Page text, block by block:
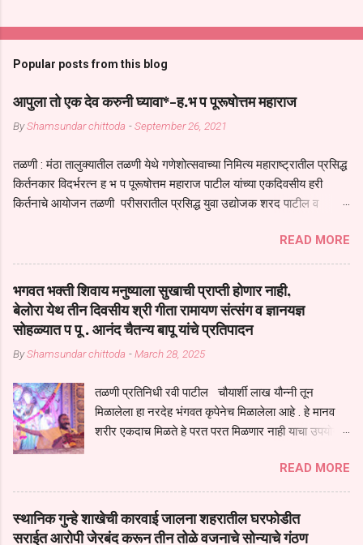
Popular posts from this blog
आपुला तो एक देव करुनी घ्यावा*-ह.भ प पूरूषोत्तम महाराज
ByShamsundar chittoda -September 26, 2021
तळणी : मंठा तालुक्यातील तळणी येथे गणेशोत्सवाच्या निमित्य महाराष्ट्रातील प्रसिद्ध
किर्तनकार विदर्भरत्न ह भ प पूरूषोत्तम महाराज पाटील यांच्या एकदिवसीय हरी
किर्तनाचे आयोजन तळणी परीसरातील प्रसिद्ध युवा उद्योजक शरद पाटील व
तुकाराम महाराज यांच्या *आपुला तो एक देव करुनी घ्यावा* *तेणे विन जिवा सुख
नोहे* *येरती माईक दुःखाची जनीती* *नाही आदी अंती अवसान* या अभंगावर
सुंदर निरूपण केले सध्य स्थितीचा काळ हा मानव जातीच्या परीक्षेचा काळ आहे
धर्ममंडपात बसलेली लोक ही खरच भाग्यवान आहेत कोरोना सारख्या महामारीत आपंण
जिवंत आहोत या महामारीतून जर आपल्याला वाचायचे असेल तर धार्मीक विचाराचा
आधार आपल्याला घ्यावाच लागेल महामारीच्या काळात वारकरी सप्रदायच खूप मोठा
आधार आहे सध्य स्थितीत मानव जातीची मानसीक अवस्था सक्षम असणे गरजेचे आहे
सगळ्याना करून दीली आहे मनुष्याच्या आयुष्यातील नामसाधना ही त्याच्यासाठी खूप
मोठा आधार असते परतू आज काल तीच साधना करण्याचा आळस आ...
READ MORE
भगवत भक्ती शिवाय मनुष्याला सुखाची प्राप्ती होणार नाही,
बेलोरा येथ तीन दिवसीय श्री गीता रामायण संत्संग व ज्ञानयज्ञ
सोहळ्यात प पू . आनंद चैतन्य बापू यांचे प्रतिपादन
ByShamsundar chittoda -March 28, 2025
तळणी प्रतिनिधी रवी पाटील चौयार्शी लाख यौन्नी तून
मिळालेला हा नरदेह भंगवत कृपेनेच मिळालेला आहे . हे मानव
शरीर एकदाच मिळते हे परत परत मिळणार नाही याचा उपयोग
संचय सारखे असतील तेव्हाच मनुष्य जन्म मिळतो . . परतू
पुण्याचा संचय जर जास्त असेल तर तुम्हाला स्वर्गातील देवत्व
प्राप्त झाल्याशिवाय राहणार नाही . मानव शरीर हे हिर्यापेक्षा
अनमोल आहे त्या शरिराला इंतर सुंगधाचे व्यसन लागण्यापेक्षा
READ MORE
स्थानिक गुन्हे शाखेची कारवाई जालना शहरातील घरफोडीत
सराईत आरोपी जेरबंद करून तीन तोळे वजनाचे सोन्याचे गंठण